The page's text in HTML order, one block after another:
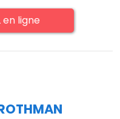
en ligne